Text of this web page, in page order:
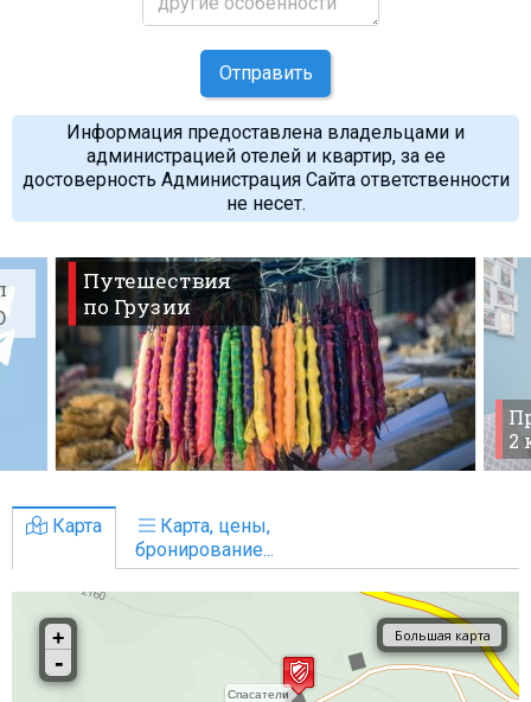
Отправить
Информация предоставлена владельцами и
администрацией отелей и квартир, за ее
достоверность Администрация Сайта ответственности
не несет.
Путешествия
по Грузии
2
Карта
Карта, цены,
бронирование...